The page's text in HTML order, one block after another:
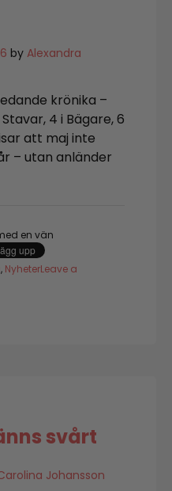
by Alexandra
krönika –
4 i Bägare, 6
att maj inte
– utan anländer
en vän
, NyheterLeave a
svårt
Johansson